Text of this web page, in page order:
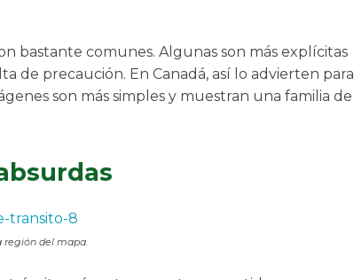
bastante comunes. Algunas son más explícitas
de precaución. En Canadá, así lo advierten para
son más simples y muestran una familia de
región del mapa.